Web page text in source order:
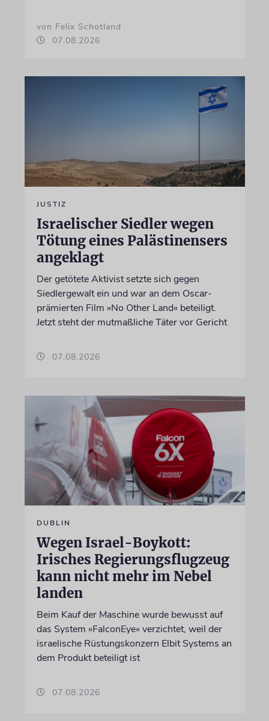
von Felix Schotland
07.08.2026
JUSTIZ
Israelischer Siedler wegen
Tötung eines Palästinensers
angeklagt
Der getötete Aktivist setzte sich gegen
Siedlergewalt ein und war an dem Oscar-
prämierten Film »No Other Land« beteiligt.
Jetzt steht der mutmaßliche Täter vor Gericht
07.08.2026
DUBLIN
Wegen Israel-Boykott:
Irisches Regierungsflugzeug
kann nicht mehr im Nebel
landen
Beim Kauf der Maschine wurde bewusst auf
das System »FalconEye« verzichtet, weil der
israelische Rüstungskonzern Elbit Systems an
dem Produkt beteiligt ist
07.08.2026